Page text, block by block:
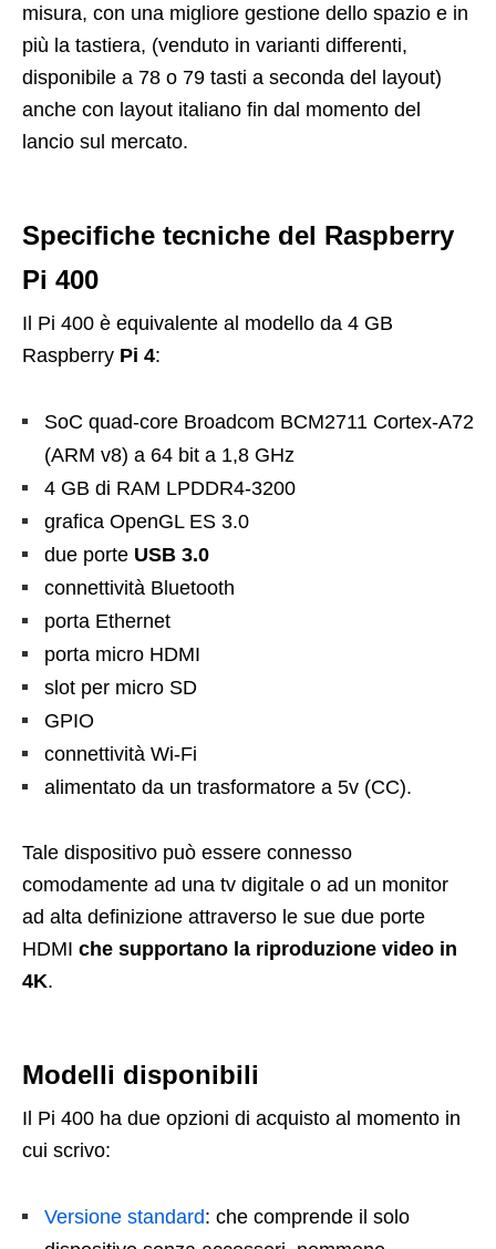
misura, con una migliore gestione dello spazio e in
più la tastiera, (venduto in varianti differenti,
disponibile a 78 o 79 tasti a seconda del layout)
anche con layout italiano fin dal momento del
lancio sul mercato.
Specifiche tecniche del Raspberry
Pi 400
Il Pi 400 è equivalente al modello da 4 GB
Raspberry Pi 4:
SoC quad-core Broadcom BCM2711 Cortex-A72
(ARM v8) a 64 bit a 1,8 GHz
4 GB di RAM LPDDR4-3200
grafica OpenGL ES 3.0
due porte USB 3.0
connettività Bluetooth
porta Ethernet
porta micro HDMI
slot per micro SD
GPIO
connettività Wi-Fi
alimentato da un trasformatore a 5v (CC).
Tale dispositivo può essere connesso
comodamente ad una tv digitale o ad un monitor
ad alta definizione attraverso le sue due porte
HDMI che supportano la riproduzione video in
4K.
Modelli disponibili
Il Pi 400 ha due opzioni di acquisto al momento in
cui scrivo:
Versione standard: che comprende il solo